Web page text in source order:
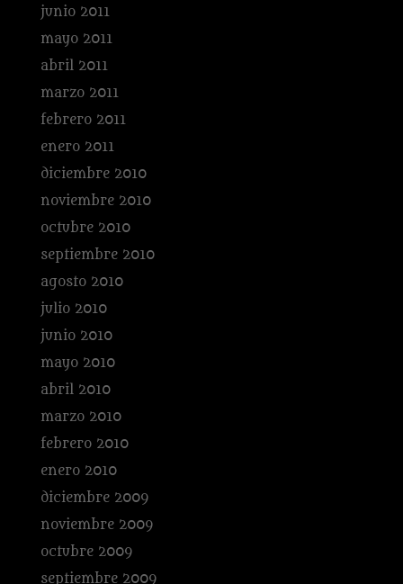
junio 2011
mayo 2011
abril 2011
marzo 2011
febrero 2011
enero 2011
diciembre 2010
noviembre 2010
octubre 2010
septiembre 2010
agosto 2010
julio 2010
junio 2010
mayo 2010
abril 2010
marzo 2010
febrero 2010
enero 2010
diciembre 2009
noviembre 2009
octubre 2009
septiembre 2009